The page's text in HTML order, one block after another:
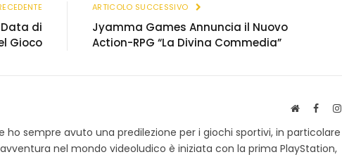
di
Gioco
ARTICOLO SUCCESSIVO
Jyamma Games Annuncia il Nuovo
Action-RPG “La Divina Commedia”
S
t
o
F
c
e
I
ho sempre avuto una predilezione per i giochi sportivi, in particolare
nel mondo videoludico è iniziata con la prima PlayStation,